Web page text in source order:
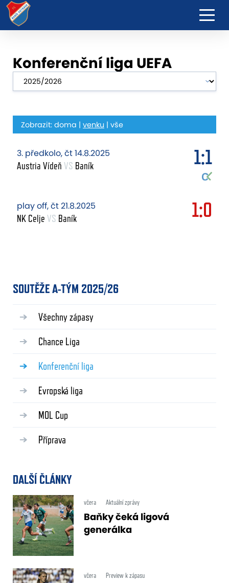
Konferenční liga UEFA
Zobrazit: doma | venku | vše
3. předkolo, čt 14.8.2025
Austria Vídeň VS Baník 1:1
play off, čt 21.8.2025
NK Celje VS Baník 1:0
SOUTĚŽE A-TÝM 2025/26
Všechny zápasy
Chance Liga
Konferenční liga
Evropská liga
MOL Cup
Příprava
DALŠÍ ČLÁNKY
včera Aktuální zprávy
Baňky čeká ligová
generálka
včera Preview k zápasu